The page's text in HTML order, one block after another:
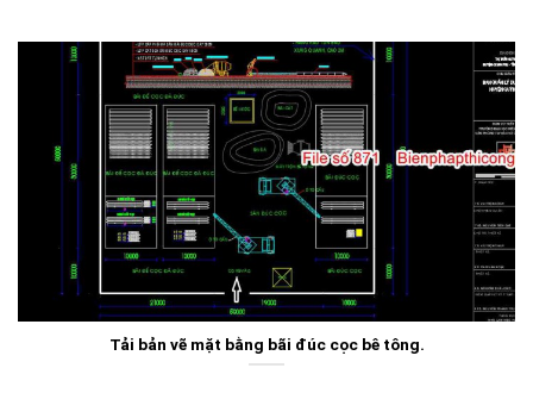
Tải bản vẽ mặt bằng bãi đúc cọc bê tông.